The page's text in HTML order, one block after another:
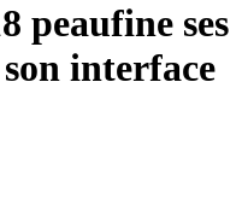
peaufine ses
interface